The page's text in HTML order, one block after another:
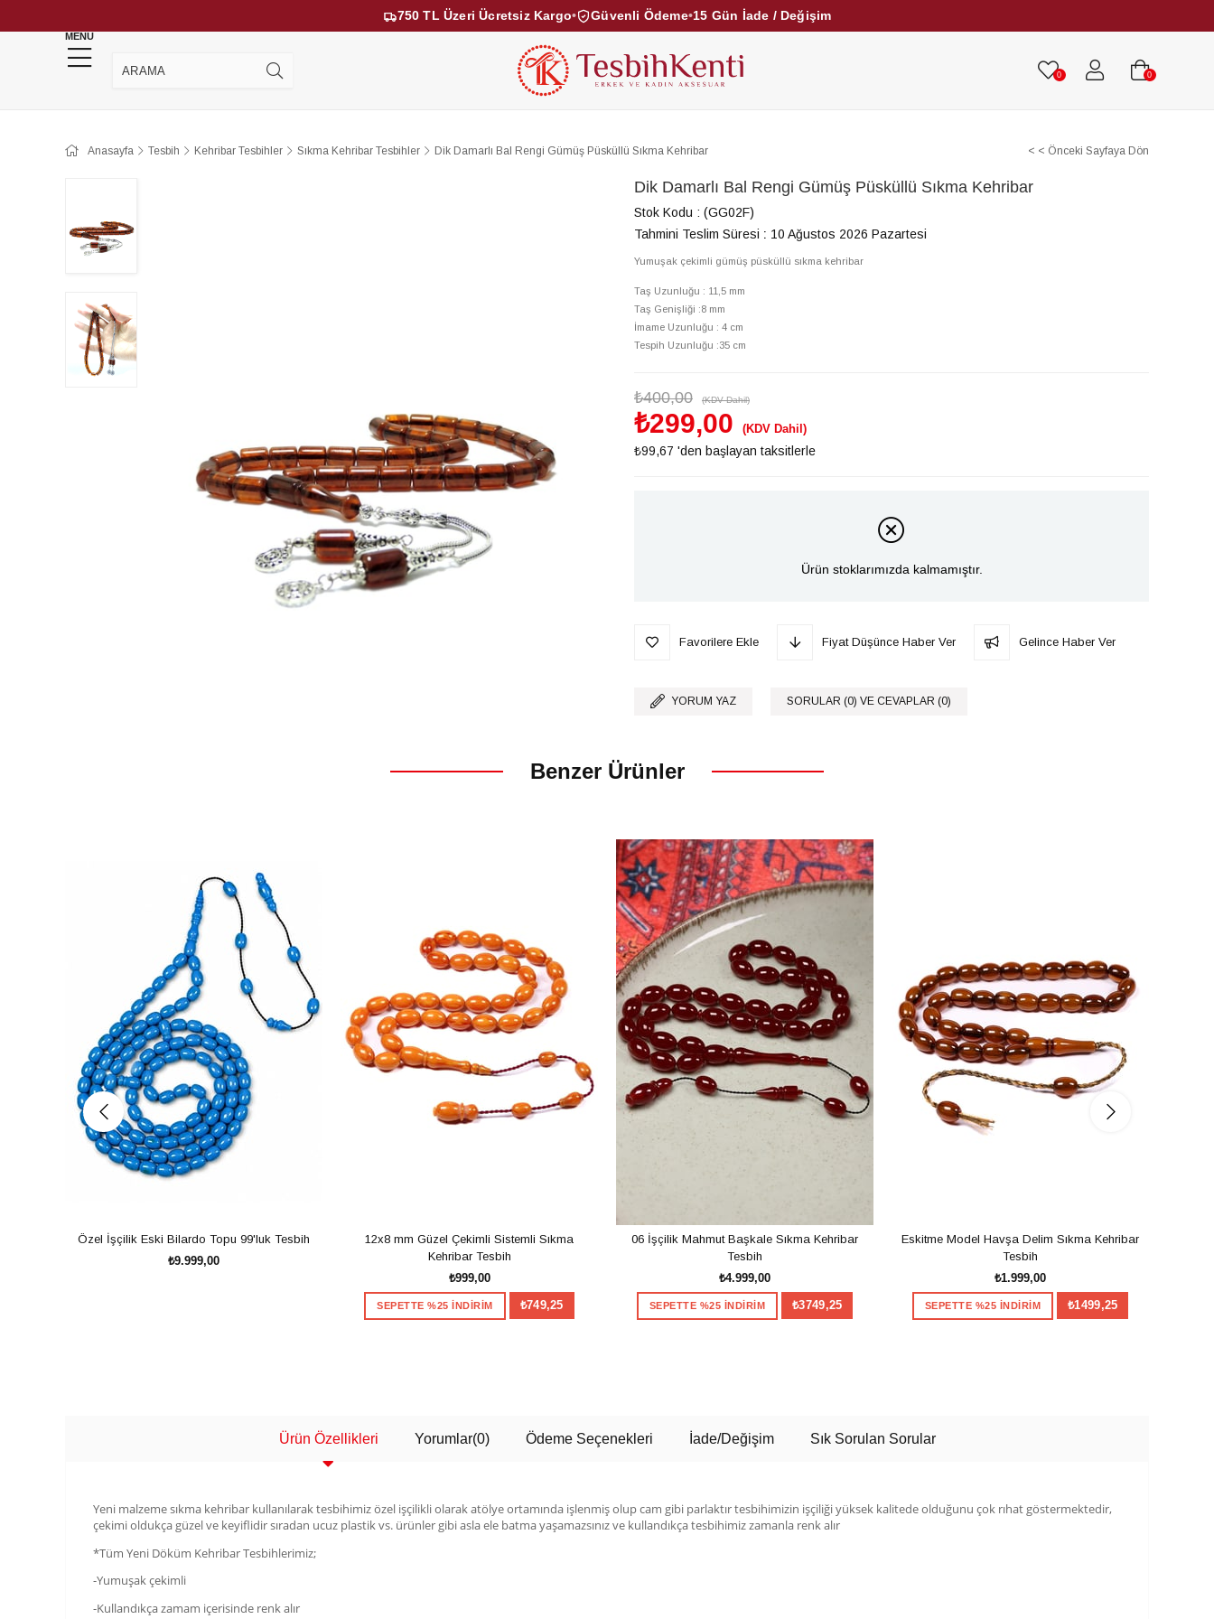
750 TL Üzeri Ücretsiz Kargo• Güvenli Ödeme•15 Gün İade / Değişim
MENU
0 0
KEHRİBAR TESBİHLER KUKA TESBİHLER
Anasayfa Tesbih Kehribar Tesbihler Sıkma Kehribar Tesbihler Dik Damarlı Bal Rengi Gümüş Püsküllü Sıkma Kehribar < < Önceki Sayfaya Dön
Dik Damarlı Bal Rengi Gümüş Püsküllü Sıkma Kehribar
Stok Kodu
(GG02F)
Tahmini Teslim Süresi : 10 Ağustos 2026 Pazartesi
Yumuşak çekimli gümüş püsküllü sıkma kehribar
Taş Uzunluğu : 11,5 mm
Taş Genişliği :8 mm
İmame Uzunluğu : 4 cm
Tespih Uzunluğu :35 cm
₺400,00 (KDV Dahil)
₺299,00 (KDV Dahil)
₺99,67 'den başlayan taksitlerle
Ürün stoklarımızda kalmamıştır.
Favorilere Ekle Fiyat Düşünce Haber Ver Gelince Haber Ver
YORUM YAZ SORULAR (0) VE CEVAPLAR (0)
Benzer Ürünler
Özel İşçilik Eski Bilardo Topu 99'luk Tesbih
₺9.999,00
12x8 mm Güzel Çekimli Sistemli Sıkma
Kehribar Tesbih
₺999,00
SEPETTE %25 İNDİRİM ₺749,25
06 İşçilik Mahmut Başkale Sıkma Kehribar
Tesbih
₺4.999,00
SEPETTE %25 İNDİRİM ₺3749,25
Eskitme Model Havşa Delim Sıkma Kehribar
Tesbih
₺1.999,00
SEPETTE %25 İNDİRİM ₺1499,25
Ürün Özellikleri Yorumlar(0) Ödeme Seçenekleri İade/Değişim Sık Sorulan Sorular
Yeni malzeme sıkma kehribar kullanılarak tesbihimiz özel işçilikli olarak atölye ortamında işlenmiş olup cam gibi parlaktır tesbihimizin işçiliği yüksek kalitede olduğunu çok rıhat göstermektedir,
çekimi oldukça güzel ve keyiflidir sıradan ucuz plastik vs. ürünler gibi asla ele batma yaşamazsınız ve kullandıkça tesbihimiz zamanla renk alır
*Tüm Yeni Döküm Kehribar Tesbihlerimiz;
-Yumuşak çekimli
-Kullandıkça zamam içerisinde renk alır